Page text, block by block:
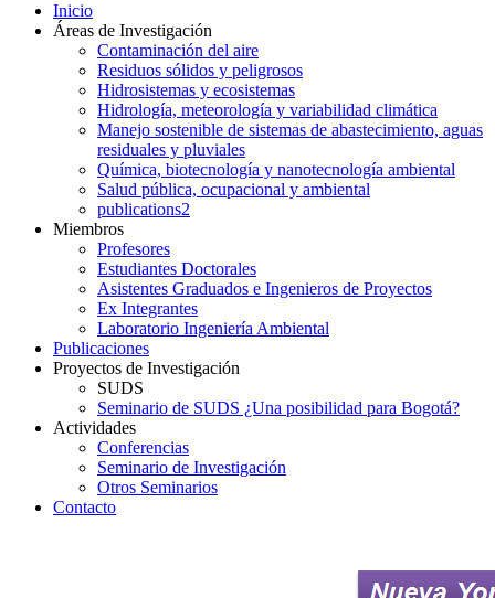
Inicio
Áreas de Investigación
Contaminación del aire
Residuos sólidos y peligrosos
Hidrosistemas y ecosistemas
Hidrología, meteorología y variabilidad climática
Manejo sostenible de sistemas de abastecimiento, aguas
residuales y pluviales
Química, biotecnología y nanotecnología ambiental
Salud pública, ocupacional y ambiental
publications2
Miembros
Profesores
Estudiantes Doctorales
Asistentes Graduados e Ingenieros de Proyectos
Ex Integrantes
Laboratorio Ingeniería Ambiental
Publicaciones
Proyectos de Investigación
SUDS
Seminario de SUDS ¿Una posibilidad para Bogotá?
Actividades
Conferencias
Seminario de Investigación
Otros Seminarios
Contacto